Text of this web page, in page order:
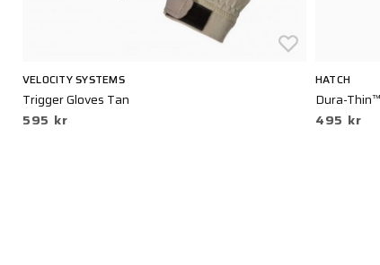
VELOCITY SYSTEMS
Trigger Gloves Tan
595 kr
HATCH
Dura-
495 kr